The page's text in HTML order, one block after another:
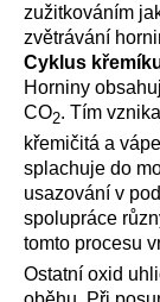
zužitkováním
zvětrávání
Cyklus
Horniny
CO2. Tím
křemičitá a
splachuje do
usazování v
spolupráce
tomto procesu
Ostatní oxid